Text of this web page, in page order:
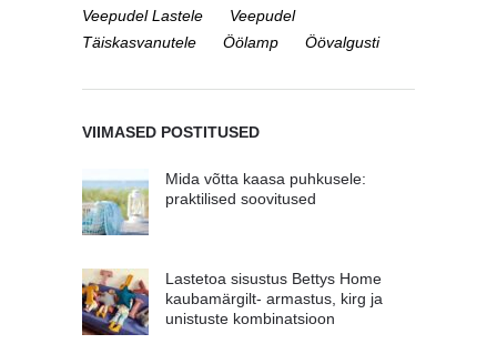
Veepudel Lastele
Veepudel
Täiskasvanutele
Öölamp Öövalgusti
VIIMASED POSTITUSED
Mida võtta kaasa puhkusele:
praktilised soovitused
Lastetoa sisustus Bettys Home
kaubamärgilt- armastus, kirg ja
unistuste kombinatsioon